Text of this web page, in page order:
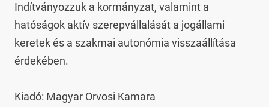
Indítványozzuk a kormányzat, valamint a
hatóságok aktív szerepvállalását a jogállami
keretek és a szakmai autonómia visszaállítása
érdekében.
Kiadó: Magyar Orvosi Kamara